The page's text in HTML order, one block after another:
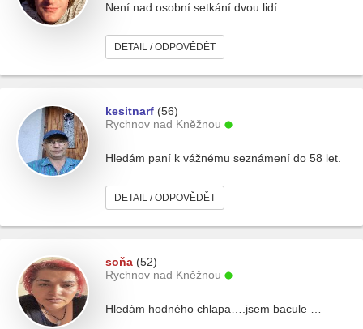
Není nad osobní setkání dvou lidí.
DETAIL / ODPOVĚDĚT
kesitnarf (56)
Rychnov nad Kněžnou
Hledám paní k vážnému seznámení do 58 let.
DETAIL / ODPOVĚDĚT
soňa (52)
Rychnov nad Kněžnou
Hledám hodnèho chlapa….jsem bacule …